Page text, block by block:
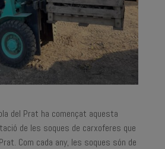
del Prat ha començat aquesta
de les soques de carxoferes que
Com cada any, les soques són de